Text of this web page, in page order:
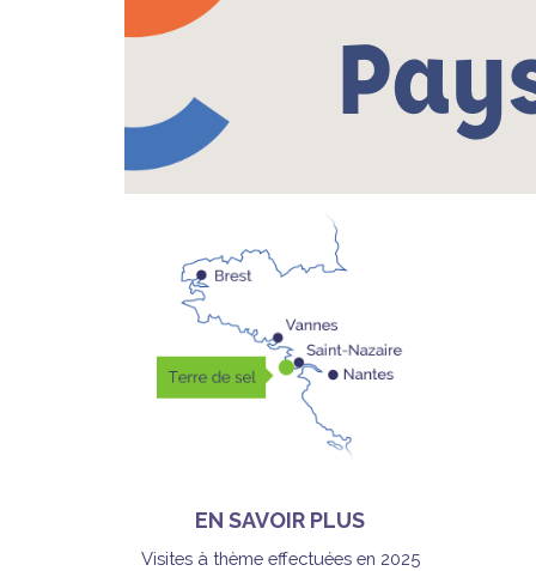
EN SAVOIR PLUS
Visites à thème effectuées en 2025